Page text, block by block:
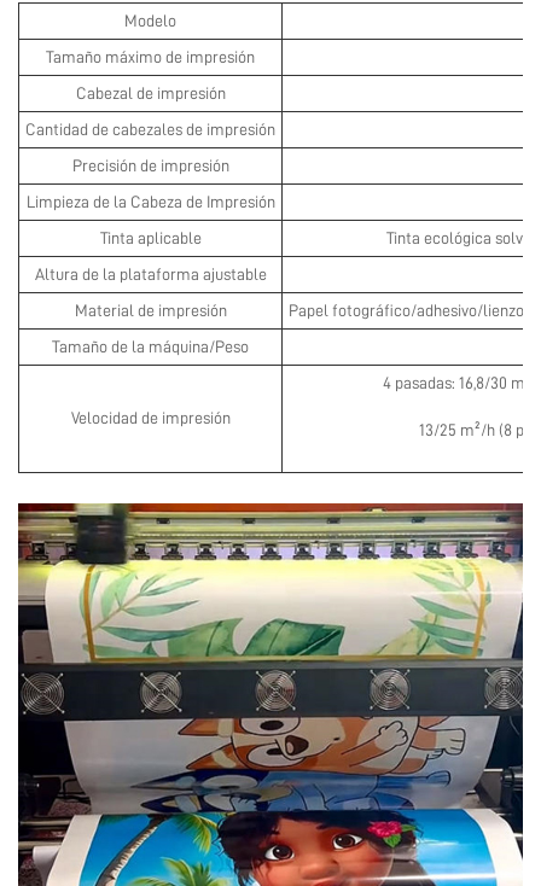
Modelo
Tamaño máximo de impresión
Cabezal de impresión
Cantidad de cabezales de impresión
Precisión de impresión
Limpieza de la Cabeza de Impresión
Tinta aplicable Tinta ecológica
Altura de la plataforma ajustable
Material de impresión Papel fotográfico/adhesivo/lienzo/
Tamaño de la máquina/Peso
Velocidad de impresión
4 pasadas: 16,8/30
13/25 m²/h (8